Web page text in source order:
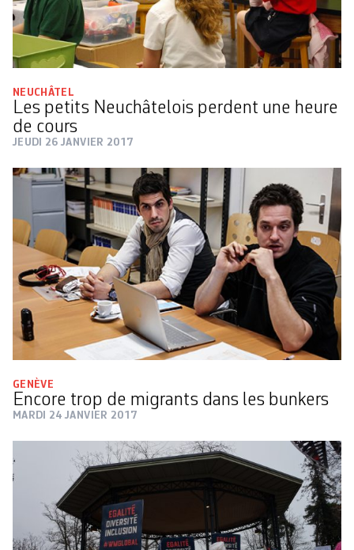
NEUCHÂTEL
Les petits Neuchâtelois perdent une heure
de cours
JEUDI 26 JANVIER 2017
GENÈVE
Encore trop de migrants dans les bunkers
MARDI 24 JANVIER 2017